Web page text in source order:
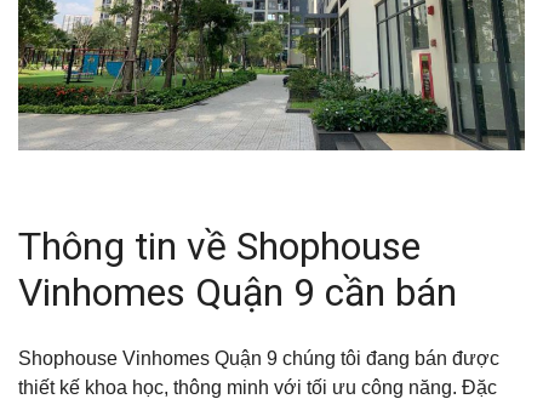
Thông tin về Shophouse
Vinhomes Quận 9 cần bán
Shophouse Vinhomes Quận 9 chúng tôi đang bán được
thiết kế khoa học, thông minh với tối ưu công năng. Đặc